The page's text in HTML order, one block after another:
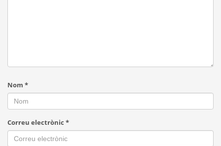
Nom *
Correu electrònic *